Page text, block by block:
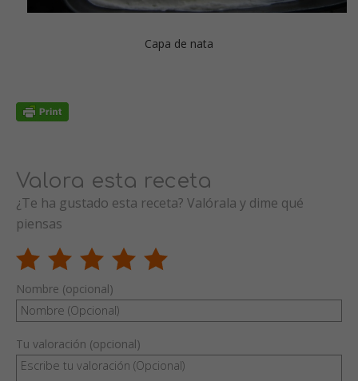
Capa de nata
Valora esta receta
¿Te ha gustado esta receta? Valórala y dime qué
piensas
Nombre (opcional)
Tu valoración (opcional)